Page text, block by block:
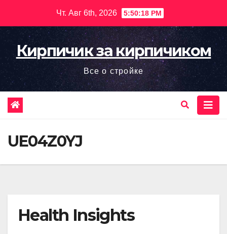
содержимому
Чт. Авг 6th, 2026 5:50:19 PM
Кирпичик за кирпичиком
Все о стройке
UE04Z0YJ
Health Insights